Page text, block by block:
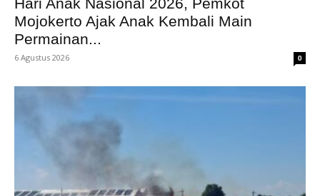
Mojokerto Ajak Anak Kembali Main
Permainan...
6 Agustus 2026 0